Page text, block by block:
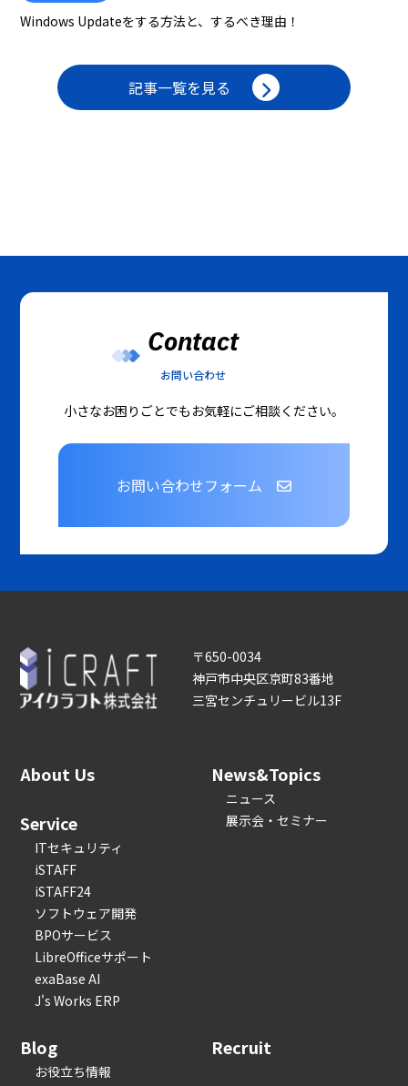
Windows Updateをする方法と、するべき理由！
記事一覧を見る
Contact
お問い合わせ
小さなお困りごとでもお気軽にご相談ください。
お問い合わせフォーム
〒650-0034
神戸市中央区京町83番地
三宮センチュリービル13F
About Us
Service
ITセキュリティ
iSTAFF
iSTAFF24
ソフトウェア開発
BPOサービス
LibreOfficeサポート
exaBase AI
J's Works ERP
News&Topics
ニュース
展示会・セミナー
Blog
お役立ち情報
Recruit